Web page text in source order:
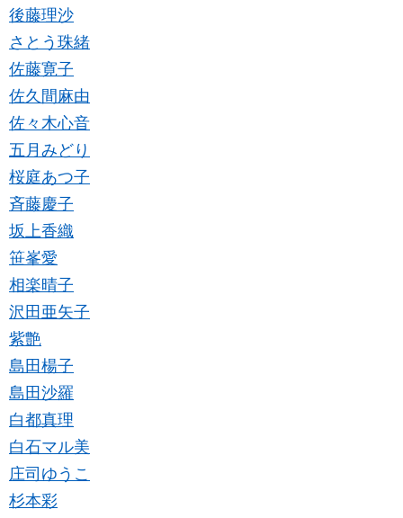
後藤理沙
さとう珠緒
佐藤寛子
佐久間麻由
佐々木心音
五月みどり
桜庭あつ子
斉藤慶子
坂上香織
笹峯愛
相楽晴子
沢田亜矢子
紫艶
島田楊子
島田沙羅
白都真理
白石マル美
庄司ゆうこ
杉本彩